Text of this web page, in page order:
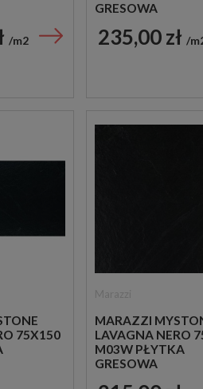
m2
GRESOWA
235,00 zł
75X150
MARAZZI
LAVAGNA NERO
M03W PŁYTKA
GRESOWA